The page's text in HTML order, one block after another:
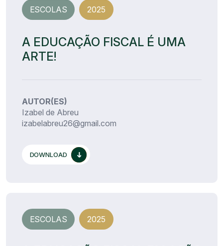
ESCOLAS 2025
A EDUCAÇÃO FISCAL É UMA
ARTE!
AUTOR(ES)
Izabel de Abreu
izabelabreu26@gmail.com
DOWNLOAD
ESCOLAS 2025